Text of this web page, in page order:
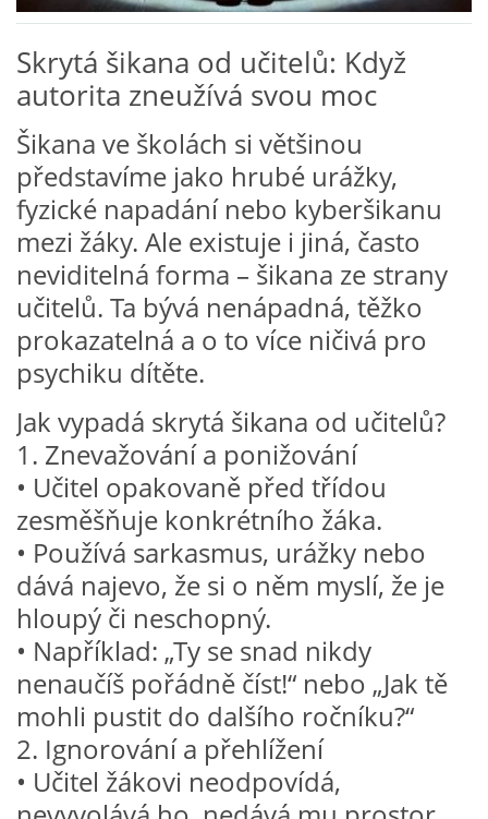
VZDĚLÁVACÍ BLOK ŘÍJEN
VZDĚLÁVACÍ BLOK LISTOPAD
VZDĚLÁVACÍ BLOK PROSINEC
VZDĚLÁVACÍ BLOK LEDEN
VZDĚLÁVACÍ BLOK ÚNOR
VZDĚLÁVACÍ BLOK BŘEZEN
VZDĚLÁVACÍ BLOK DUBEN
VÝTVARNÉ TECHNIKY
VÝTVARNÉ POMŮCKY
VÝTVARNÉ AKTIVITY - JARO
VÝTVARNÉ AKTIVITY - LÉTO
Skrytá šikana od učitelů: Když
autorita zneužívá svou moc
Šikana ve školách si většinou
představíme jako hrubé urážky,
fyzické napadání nebo kyberšikanu
mezi žáky. Ale existuje i jiná, často
neviditelná forma – šikana ze strany
učitelů. Ta bývá nenápadná, těžko
prokazatelná a o to více ničivá pro
psychiku dítěte.
Jak vypadá skrytá šikana od učitelů?
1. Znevažování a ponižování
• Učitel opakovaně před třídou
zesměšňuje konkrétního žáka.
• Používá sarkasmus, urážky nebo
dává najevo, že si o něm myslí, že je
hloupý či neschopný.
• Například: „Ty se snad nikdy
nenaučíš pořádně číst!“ nebo „Jak tě
mohli pustit do dalšího ročníku?“
2. Ignorování a přehlížení
• Učitel žákovi neodpovídá,